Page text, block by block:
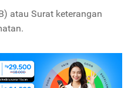
atau Surat keterangan